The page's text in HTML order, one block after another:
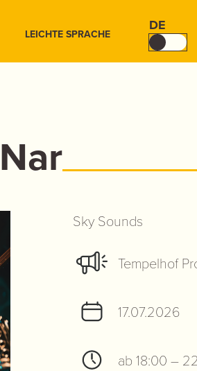
LEICHTE SPRACHE DE
Sky Sounds
Tempelhof
17.07.2026
ab 18:00 –